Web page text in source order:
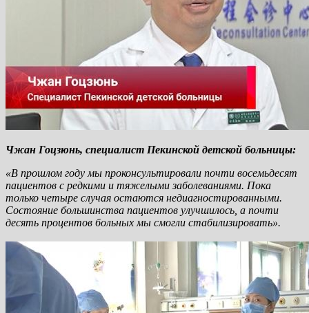
Чжан Гоцзюнь, специалист Пекинской детской больницы:
«В прошлом году мы проконсультировали почти восемьдесят
пациентов с редкими и тяжелыми заболеваниями. Пока
только четыре случая остаются недиагностированными.
Состояние большинства пациентов улучшилось, а почти
десять процентов больных мы смогли стабилизировать».